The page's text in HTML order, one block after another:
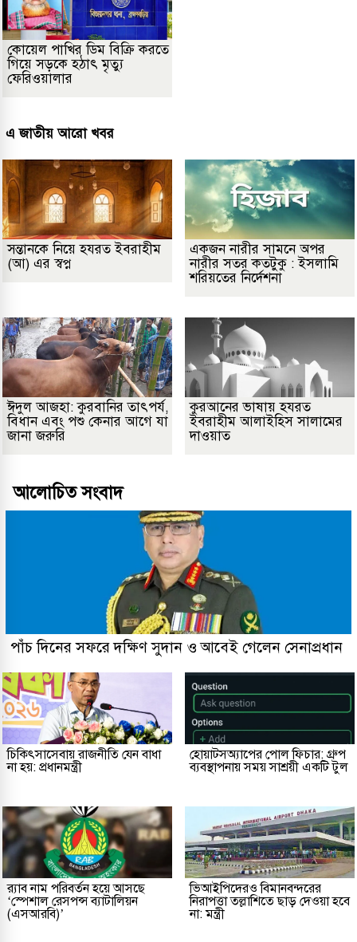
কোয়েল পাখির ডিম বিক্রি করতে
গিয়ে সড়কে হঠাৎ মৃত্যু
ফেরিওয়ালার
এ জাতীয় আরো খবর
সন্তানকে নিয়ে হযরত ইবরাহীম
(আ) এর স্বপ্ন
একজন নারীর সামনে অপর
নারীর সতর কতটুকু : ইসলামি
শরিয়তের নির্দেশনা
ঈদুল আজহা: কুরবানির তাৎপর্য,
বিধান এবং পশু কেনার আগে যা
জানা জরুরি
কুরআনের ভাষায় হযরত
ইবরাহীম আলাইহিস সালামের
দাওয়াত
আলোচিত সংবাদ
পাঁচ দিনের সফরে দক্ষিণ সুদান ও আবেই গেলেন সেনাপ্রধান
চিকিৎসাসেবায় রাজনীতি যেন বাধা
না হয়: প্রধানমন্ত্রী
হোয়াটসঅ্যাপের পোল ফিচার: গ্রুপ
ব্যবস্থাপনায় সময় সাশ্রয়ী একটি টুল
র‌্যাব নাম পরিবর্তন হয়ে আসছে
‘স্পেশাল রেসপন্স ব্যাটালিয়ন
(এসআরবি)’
ভিআইপিদেরও বিমানবন্দরের
নিরাপত্তা তল্লাশিতে ছাড় দেওয়া হবে
না: মন্ত্রী